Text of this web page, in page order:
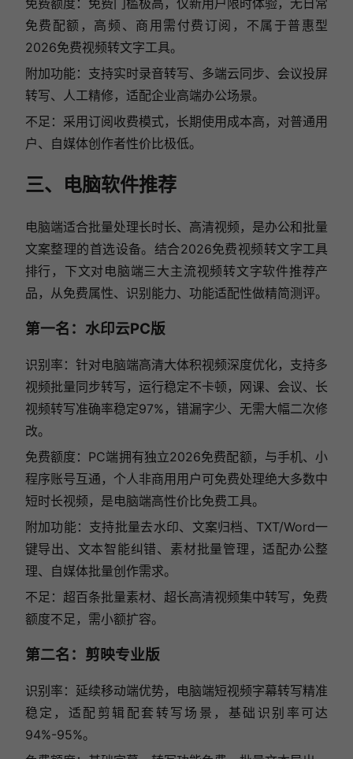
免费额度：免费门槛极高，仅新用户限时体验，无日常
免费配额，高频、商用需付费订阅，不属于普惠型
2026免费视频转文字工具。
附加功能：支持实时录音转写、多端云同步、会议投屏
转写、人工精修，适配企业高端办公场景。
不足：采用订阅收费模式，长期使用成本高，对普通用
户、自媒体创作者性价比极低。
三、电脑软件推荐
电脑端适合批量处理长时长、高清视频，是办公和批量
文案整理的首选设备。结合2026免费视频转文字工具
排行，下文对电脑端三大主流视频转文字软件推荐产
品，从免费属性、识别能力、功能适配性做精简测评。
第一名：水印云PC版
识别率：针对电脑端高清大体积视频深度优化，支持多
视频批量同步转写，运行稳定不卡顿，网课、会议、长
视频转写准确率稳定97%，错漏字少、无需大幅二次修
改。
免费额度：PC端拥有独立2026免费配额，与手机、小
程序账号互通，个人非商用用户可免费处理绝大多数中
短时长视频，是电脑端高性价比免费工具。
附加功能：支持批量去水印、文案归档、TXT/Word一
键导出、文本智能纠错、素材批量管理，适配办公整
理、自媒体批量创作需求。
不足：超百条批量素材、超长高清视频集中转写，免费
额度不足，需小额扩容。
第二名：剪映专业版
识别率：延续移动端优势，电脑端短视频字幕转写精准
稳定，适配剪辑配套转写场景，基础识别率可达
94%-95%。